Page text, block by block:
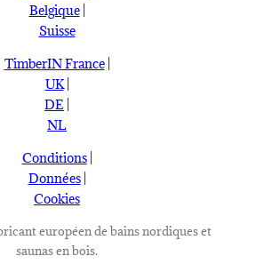
Belgique|
Suisse
TimberIN France|
UK|
DE
NL
Conditions|
Données|
Cookies
européen de bains nordiques et
saunas en bois.